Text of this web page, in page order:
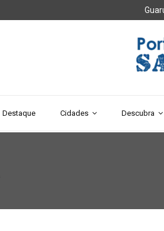
Destaque Cidades Descubra